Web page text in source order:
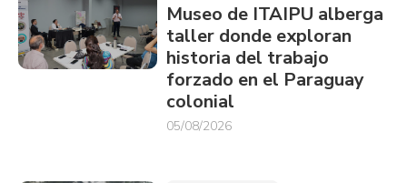
Museo de ITAIPU alberga
taller donde exploran
historia del trabajo
forzado en el Paraguay
colonial
05/08/2026